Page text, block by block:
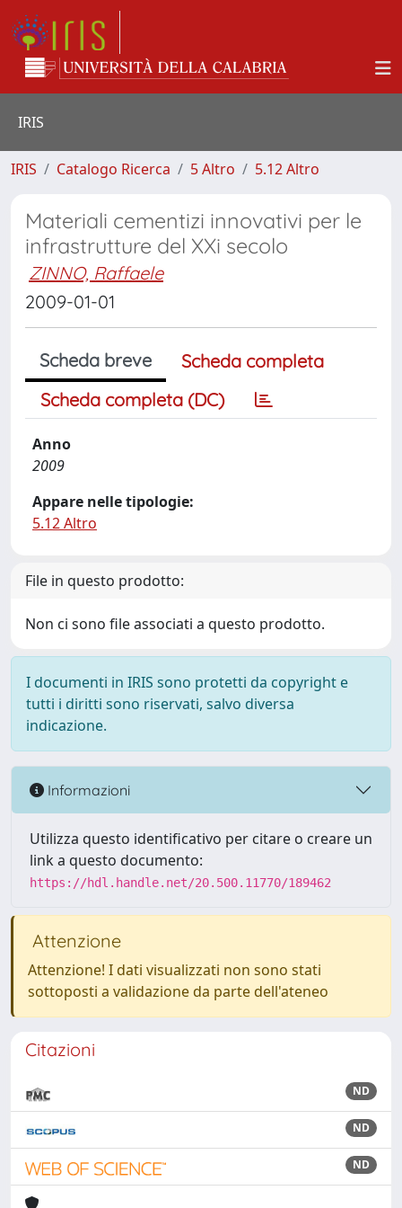
IRIS
IRIS Catalogo Ricerca 5 Altro 5.12 Altro
Materiali cementizi innovativi per le
infrastrutture del XXi secolo
ZINNO, Raffaele
2009-01-01
Scheda breve
Scheda completa
Scheda completa (DC)
Anno
2009
Appare nelle tipologie:
5.12 Altro
File in questo prodotto:
Non ci sono file associati a questo prodotto.
I documenti in IRIS sono protetti da copyright e
tutti i diritti sono riservati, salvo diversa
indicazione.
Informazioni
Utilizza questo identificativo per citare o creare un
link a questo documento:
https://hdl.handle.net/20.500.11770/189462
Attenzione
Attenzione! I dati visualizzati non sono stati
sottoposti a validazione da parte dell'ateneo
Citazioni
ND
ND
ND